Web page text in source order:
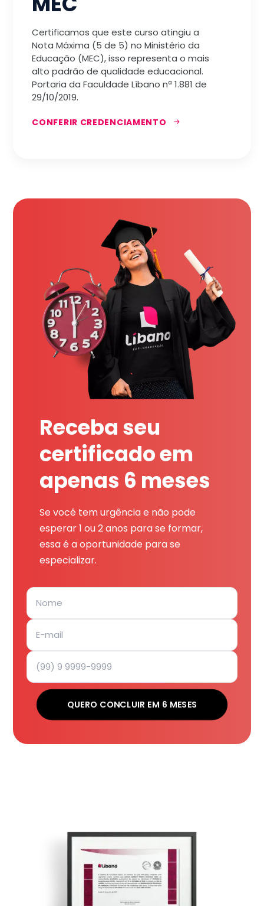
Certificamos que este curso atingiu a
Nota Máxima (5 de 5) no Ministério da
Educação (MEC), isso representa o mais
alto padrão de qualidade educacional.
Portaria da Faculdade Líbano nª 1.881 de
29/10/2019.
CONFERIR CREDENCIAMENTO
Receba seu
certificado em
apenas 6 meses
Se você tem urgência e não pode
esperar 1 ou 2 anos para se formar,
essa é a oportunidade para se
especializar.
QUERO CONCLUIR EM 6 MESES